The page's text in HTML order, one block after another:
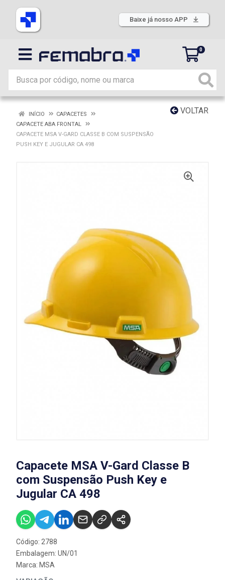
Baixe já nosso APP
0
VOLTAR
INÍCIO
CAPACETES
CAPACETE ABA FRONTAL
CAPACETE MSA V-GARD CLASSE B COM SUSPENSÃO
PUSH KEY E JUGULAR CA 498
Capacete MSA V-Gard Classe B
com Suspensão Push Key e
Jugular CA 498
Código: 2788
Embalagem: UN/01
Marca: MSA